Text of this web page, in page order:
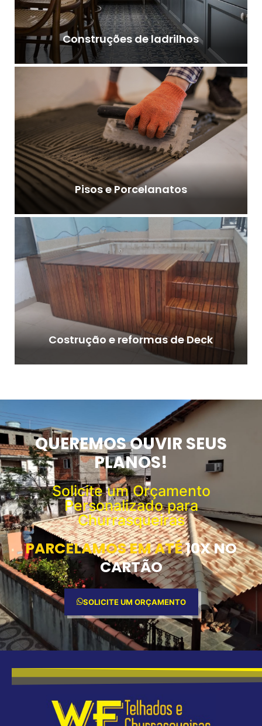
Construções de ladrilhos
Pisos e Porcelanatos
Costrução e reformas de Deck
QUEREMOS OUVIR SEUS
PLANOS!
Solicite um Orçamento
Personalizado para
Churrasqueiras
PARCELAMOS EM ATÉ10X NO
CARTÃO
SOLICITE UM ORÇAMENTO